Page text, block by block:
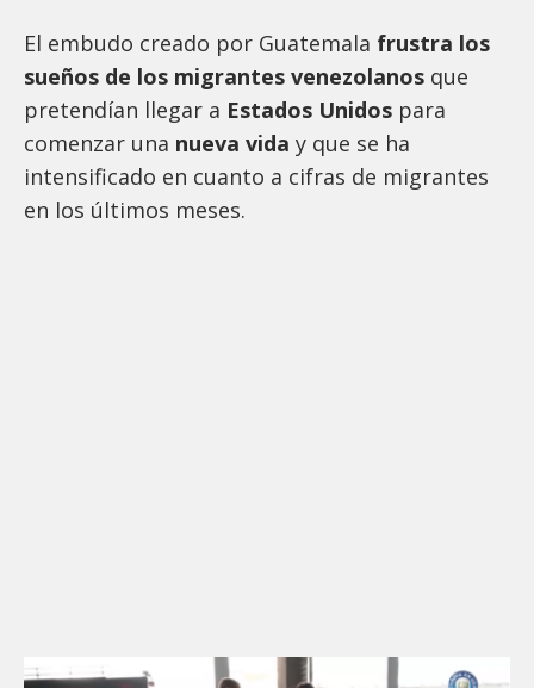
El embudo creado por Guatemala frustra los
sueños de los migrantes venezolanos que
pretendían llegar a Estados Unidos para
comenzar una nueva vida y que se ha
intensificado en cuanto a cifras de migrantes
en los últimos meses.